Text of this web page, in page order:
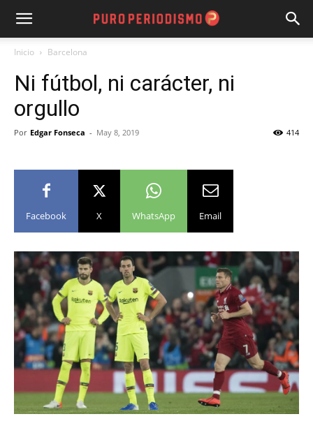
Inicio Barcelona
Ni fútbol, ni carácter, ni
orgullo
Por Edgar Fonseca - May 8, 2019 414
Facebook X WhatsApp Email